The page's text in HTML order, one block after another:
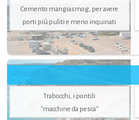
Cemento mangiasmog, per avere
porti più puliti e meno inquinati
Trabocchi, i pontili
"macchine da pesca"